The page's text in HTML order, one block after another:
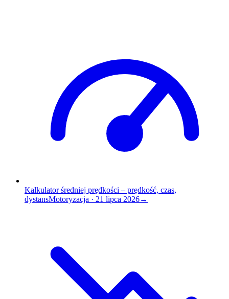
Kalkulator średniej prędkości – prędkość, czas,
dystansMotoryzacja · 21 lipca 2026→